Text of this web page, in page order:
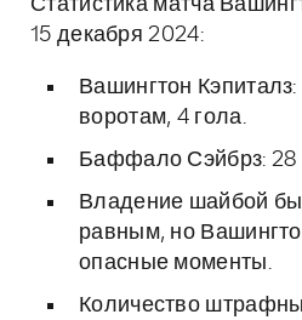
Статистика матча
15 декабря 2024:
Вашингтон
воротам, 4 гола.
Баффало Сэйбрз: 28
Владение шайбой
равным, но
опасные моменты.
Количество